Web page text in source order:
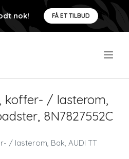
nok! FÅ ET TILBUD
koffer- / lasterom,
8N7827552C
/ lasterom, Bak, AUDI TT